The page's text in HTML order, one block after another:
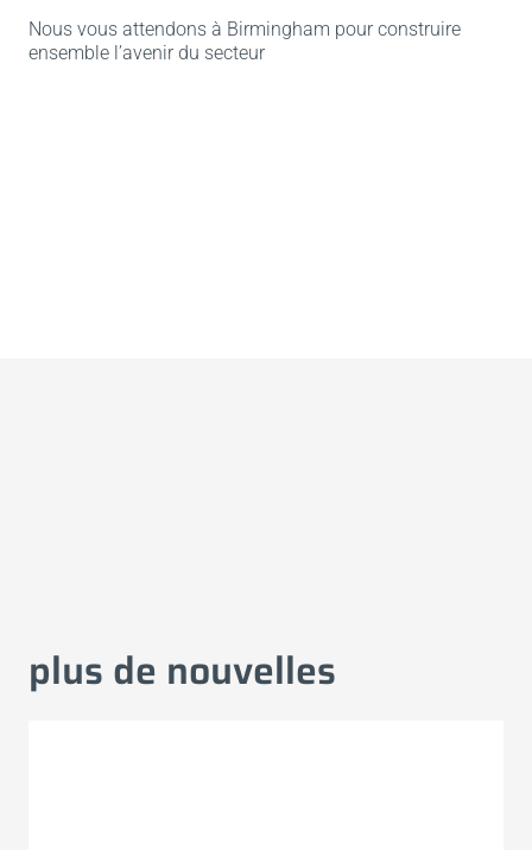
Nous vous attendons à Birmingham pour construire
ensemble l’avenir du secteur
plus de nouvelles